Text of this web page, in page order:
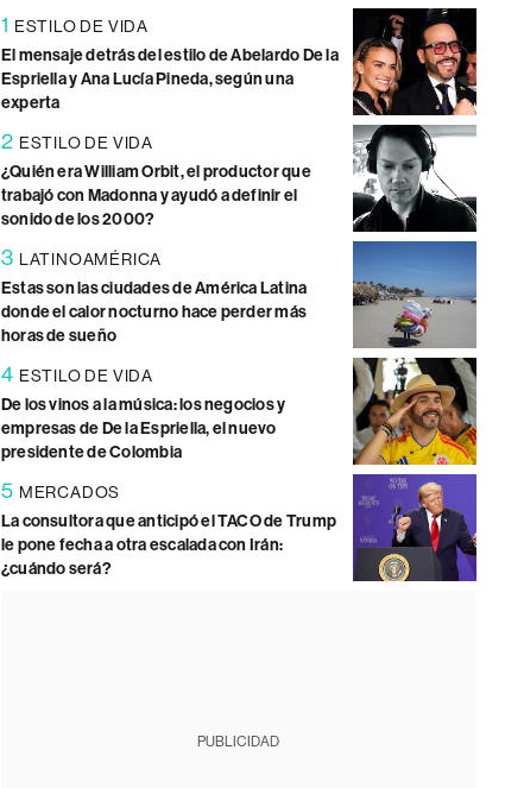
1 ESTILO DE VIDA
El mensaje detrás del estilo de Abelardo De la
Espriella y Ana Lucía Pineda, según una
experta
2 ESTILO DE VIDA
¿Quién era William Orbit, el productor que
trabajó con Madonna y ayudó a definir el
sonido de los 2000?
3 LATINOAMÉRICA
Estas son las ciudades de América Latina
donde el calor nocturno hace perder más
horas de sueño
4 ESTILO DE VIDA
De los vinos a la música: los negocios y
empresas de De la Espriella, el nuevo
presidente de Colombia
5 MERCADOS
La consultora que anticipó el TACO de Trump
le pone fecha a otra escalada con Irán:
¿cuándo será?
PUBLICIDAD